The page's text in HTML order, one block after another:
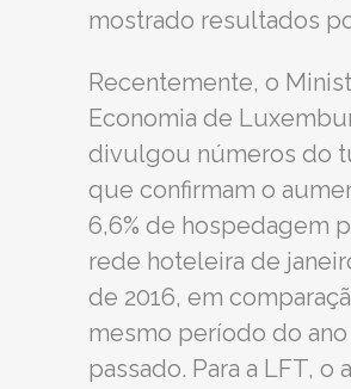
mostrado resultados
Recentemente, o
Economia de
divulgou números do
que confirmam o
6,6% de hospedagem
rede hoteleira de
de 2016, em
mesmo período do ano
passado. Para a LFT, o